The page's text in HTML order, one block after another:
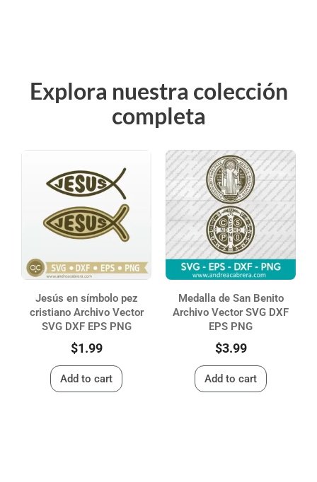
Explora nuestra colección
completa
Jesús en símbolo pez
cristiano Archivo Vector
SVG DXF EPS PNG
$1.99
Add to cart
Medalla de San Benito
Archivo Vector SVG DXF
EPS PNG
$3.99
Add to cart